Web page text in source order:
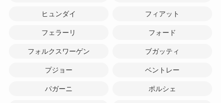
ヒュンダイ フィアット
フェラーリ フォード
フォルクスワーゲン ブガッティ
プジョー ベントレー
パガーニ ポルシェ